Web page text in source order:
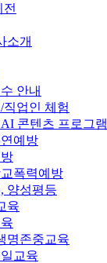
소개
안내
직업인 체험
콘텐츠 프로그램
예방
폭력예방
양성평등
육
명존중교육
교육